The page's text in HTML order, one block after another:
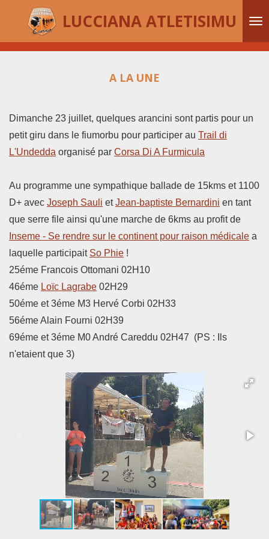
Passer
LUCCIANA ATLETISIMU
A LA UNE
Dimanche 23 juillet, quelques arancini sont partis pour un
petit giru dans le fiumorbu pour participer au Trail di
L'Undedda organisé par Corsa Di A Furmicula
Au programme une sympathique ballade de 15kms et 1100
D+ avec Joseph Sauli etJean-baptiste Bernardini en tant
que serre file ainsi qu'une marche de 6kms au profit de
Inseme - Se rendre sur le continent pour raison médicale a
laquelle participait So Phie !
25éme Francois Ottomani 02H10
46éme Loïc Lagrabe 02H29
50éme et 3éme M3 Hervé Corbi 02H33
56éme Alain Fourni 02H39
69éme et 3éme M0 André Careddu 02H47 (PS : Ils
n'etaient que 3)